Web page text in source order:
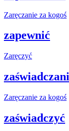
Zaręczanie za kogoś
zapewnić
Zaręczyć
Zaręczanie za kogoś
zaświadczyć